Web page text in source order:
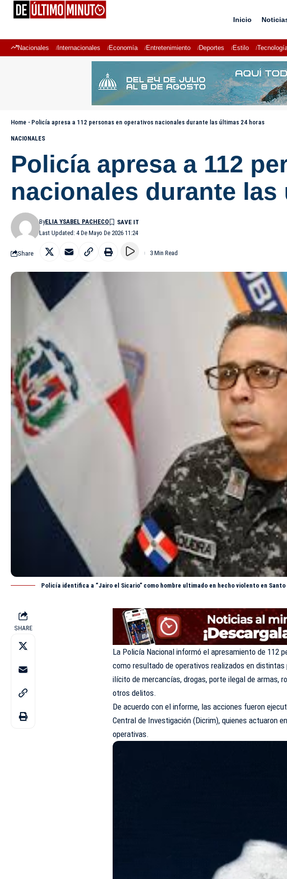
Inicio
Nacionales Internacionales Economía Entretenimiento Deportes Estilo
Home - Policía apresa a 112 personas en operativos nacionales durante las últimas 24 horas
NACIONALES
Policía apresa a 112
nacionales durante las
Last Updated: 4 De Mayo De 2026 11:24
ByELIA YSABEL PACHECO
Share 3 Min Read
Policía identifica a “Jairo el Sicario” como hombre ultimado en hecho violento en Santo
SHARE
La Policía Nacional informó el apresamiento de 112
como resultado de operativos realizados en
ilícito de mercancías, drogas, porte ilegal de armas,
otros delitos.
De acuerdo con el informe, las acciones fueron
Central de Investigación (Dicrim), quienes actuaron
operativas.